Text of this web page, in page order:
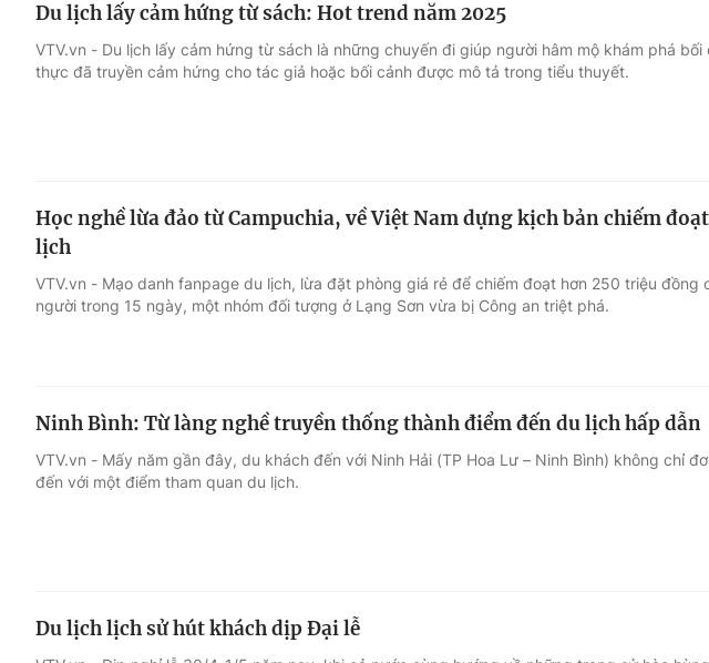
Du lịch lấy cảm hứng từ sách: Hot trend năm 2025
VTV.vn - Du lịch lấy cảm hứng từ sách là những chuyến đi giúp người hâm mộ khám phá bối
thực đã truyền cảm hứng cho tác giả hoặc bối cảnh được mô tả trong tiểu thuyết.
Học nghề lừa đảo từ Campuchia, về Việt Nam dựng kịch bản chiếm
lịch
VTV.vn - Mạo danh fanpage du lịch, lừa đặt phòng giá rẻ để chiếm đoạt hơn 250 triệu đồng
người trong 15 ngày, một nhóm đối tượng ở Lạng Sơn vừa bị Công an triệt phá.
Ninh Bình: Từ làng nghề truyền thống thành điểm đến du lịch hấp dẫn
VTV.vn - Mấy năm gần đây, du khách đến với Ninh Hải (TP Hoa Lư – Ninh Bình) không chỉ
đến với một điểm tham quan du lịch.
Du lịch lịch sử hút khách dịp Đại lễ